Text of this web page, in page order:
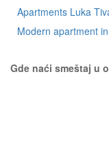
Apartments Luka
Modern apartment
Gde naći smeštaj u